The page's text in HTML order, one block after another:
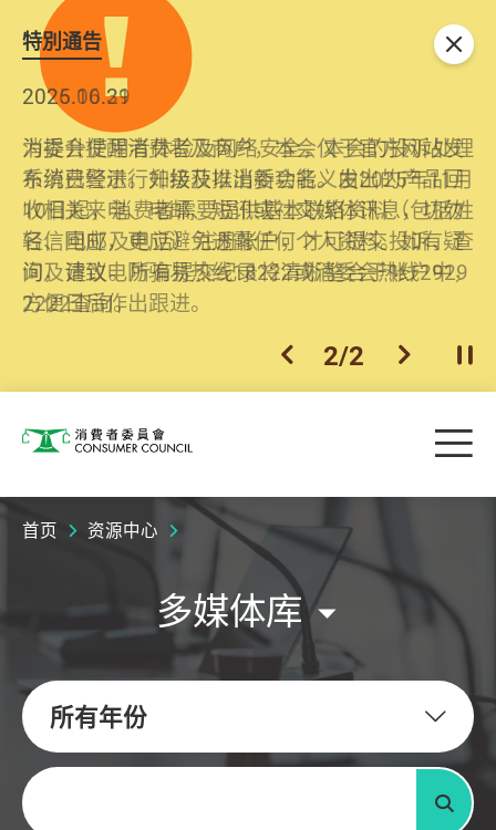
特別通告
2026.06.29
消委会提醒消费者及商户，本会仅于官方网站发
布消费警示。如接获以消委会名义发出的产品回
收相关来电、电邮、短讯或社交媒体讯息，切勿
轻信回应，更应避免透露任何个人资料。如有疑
问，请致电防骗易热线18222或消委会热线2929
2222查询。
2025.10.31
为提升使用者体验及网络安全，本会的投诉处理
系统已经进行升级及推出新功能。由2025年11月
10日起，消费者需要提供基本联络资料（包括姓
名、电邮及电话）注册帐户，才可提交投诉、查
询及建议。所有提交纪录将清晰整合于帐户中，
方便日后作出跟进。
上一个
2/2 下一个开
关闭
消费者委员会 目
首页 资源中心
多媒体库
所有年份
关键字
搜寻